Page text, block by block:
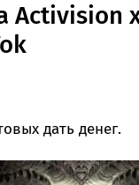
дать денег.